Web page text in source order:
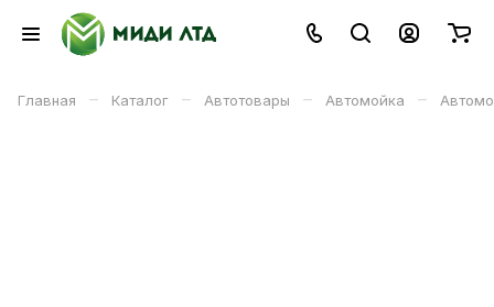
Главная – Каталог – Автотовары – Автомойка –